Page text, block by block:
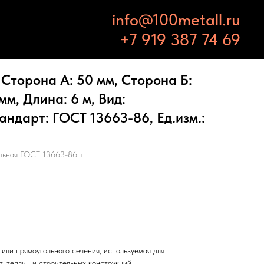
info@100metall.ru
+7 919 387 74 69
А: 50 мм, Сторона Б:
Длина: 6 м, Вид:
ГОСТ 13663-86, Ед.изм.:
ГОСТ 13663-86 т
прямоугольного сечения, используемая для